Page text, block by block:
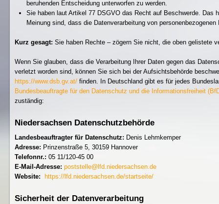
beruhenden Entscheidung unterworfen zu werden.
Sie haben laut Artikel 77 DSGVO das Recht auf Beschwerde.
Meinung sind, dass die Datenverarbeitung von
Kurz gesagt: Sie haben Rechte – zögern Sie nicht, die oben gelistete
Wenn Sie glauben, dass die Verarbeitung Ihrer Daten gegen das
verletzt worden sind, können Sie sich bei der Aufsichtsbehörde
https://www.dsb.gv.at/ finden. In Deutschland gibt es für jedes
Bundesbeauftragte für den Datenschutz und die Informationsfreiheit
zuständig:
Niedersachsen Datenschutzbehörde
Landesbeauftragter für Datenschutz: Denis Lehmkemper
Adresse: Prinzenstraße 5, 30159 Hannover
Telefonnr.: 05 11/120-45 00
E-Mail-Adresse: poststelle@lfd.niedersachsen.de
Website:
https://lfd.niedersachsen.de/startseite/
Sicherheit der Datenverarbeitung